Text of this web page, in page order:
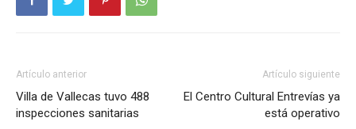
Artículo anterior
Villa de Vallecas tuvo 488
inspecciones sanitarias
Artículo siguiente
El Centro Cultural Entrevías ya
está operativo